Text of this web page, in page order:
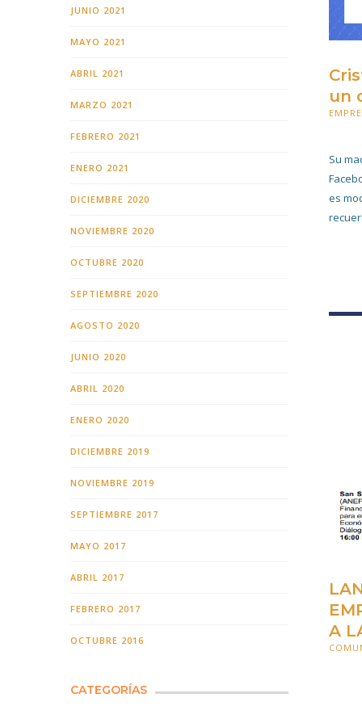
un
Su
es
A
JUNIO 2021
MAYO 2021
ABRIL 2021
MARZO 2021
FEBRERO 2021
ENERO 2021
DICIEMBRE 2020
NOVIEMBRE 2020
OCTUBRE 2020
SEPTIEMBRE 2020
AGOSTO 2020
JUNIO 2020
ABRIL 2020
ENERO 2020
DICIEMBRE 2019
NOVIEMBRE 2019
SEPTIEMBRE 2017
MAYO 2017
ABRIL 2017
FEBRERO 2017
OCTUBRE 2016
CATEGORÍAS